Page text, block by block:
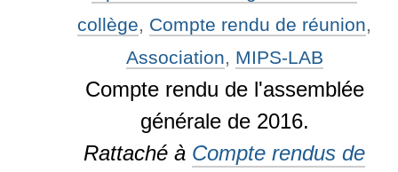
collège, Compte rendu de réunion,
Association, MIPS-LAB
Compte rendu de l'assemblée
générale de 2016.
Rattaché à Compte rendus de